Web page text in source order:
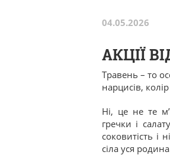
04.05.2026
АКЦІЇ
Травень – то
нарцисів,
Ні, це не те
гречки і
соковитість і
сіла уся